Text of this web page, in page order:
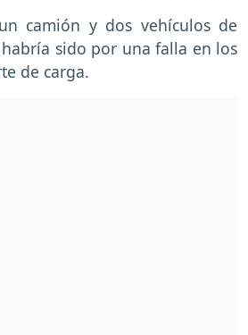
camión y dos vehículos de
sido por una falla en los
de carga.